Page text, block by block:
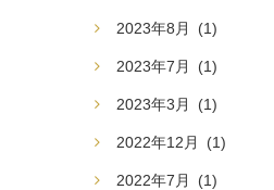
2023年8月 (1)
2023年7月 (1)
2023年3月 (1)
2022年12月 (1)
2022年7月 (1)